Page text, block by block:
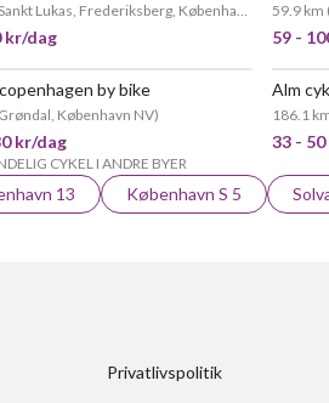
Sankt Lukas, Frederiksberg, København
kr/dag
59.9 km (
59 -
by bike
Grøndal, København NV)
kr/dag
Alm
186.1
33 -
CYKEL I ANDRE BYER
13 København S 5
Privatlivspolitik